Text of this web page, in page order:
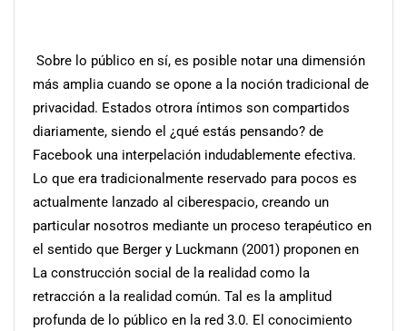
Sobre lo público en sí, es posible notar una dimensión
más amplia cuando se opone a la noción tradicional de
privacidad. Estados otrora íntimos son compartidos
diariamente, siendo el ¿qué estás pensando? de
Facebook una interpelación indudablemente efectiva.
Lo que era tradicionalmente reservado para pocos es
actualmente lanzado al ciberespacio, creando un
particular nosotros mediante un proceso terapéutico en
el sentido que Berger y Luckmann (2001) proponen en
La construcción social de la realidad como la
retracción a la realidad común. Tal es la amplitud
profunda de lo público en la red 3.0. El conocimiento